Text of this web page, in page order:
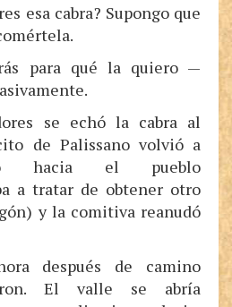
esa cabra? Supongo que
para qué la quiero —
se echó la cabra al
de Palissano volvió a
hacia el pueblo
a tratar de obtener otro
y la comitiva reanudó
después de camino
El valle se abría